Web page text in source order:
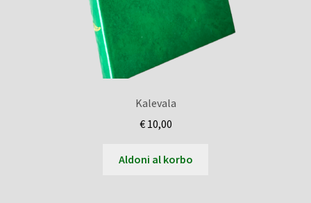
Kalevala
€10,00
Aldoni al korbo